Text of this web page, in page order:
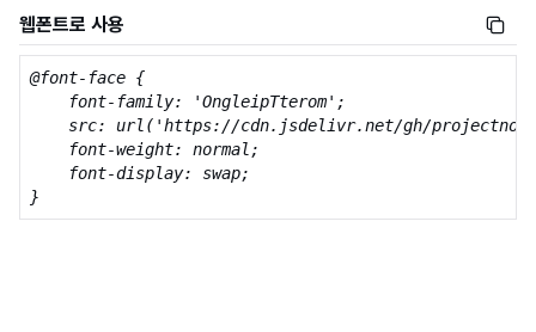
웹폰트로 사용
@font-face {
    font-family: 'OngleipTterom';
src: url('https://cdn.jsdelivr.net/gh/
    font-weight: normal;
    font-display: swap;
}